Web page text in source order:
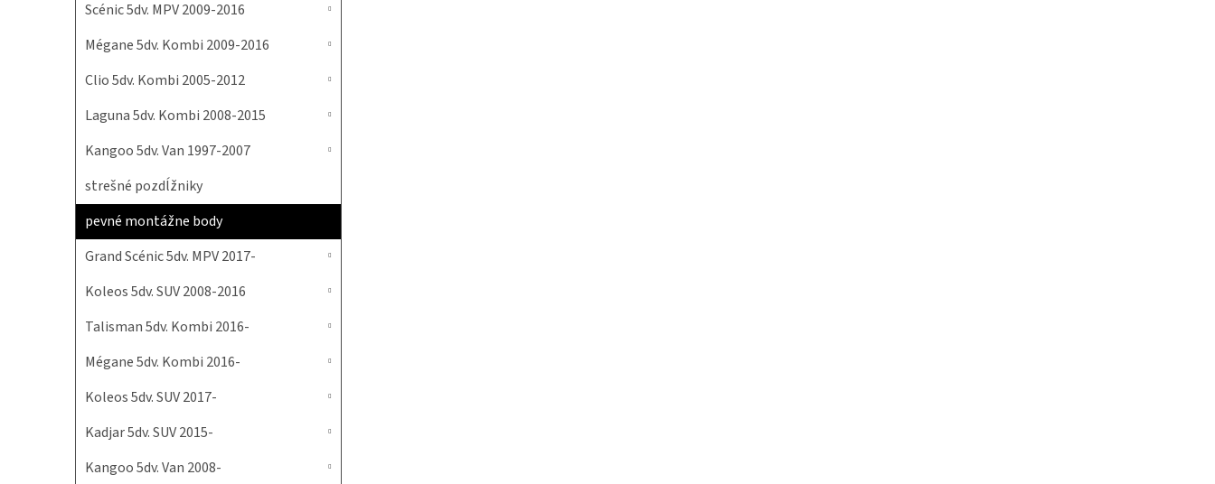
Scénic 5dv. MPV 2009-2016
Mégane 5dv. Kombi 2009-2016
Clio 5dv. Kombi 2005-2012
Laguna 5dv. Kombi 2008-2015
Kangoo 5dv. Van 1997-2007
strešné pozdĺžniky
pevné montážne body
Grand Scénic 5dv. MPV 2017-
Koleos 5dv. SUV 2008-2016
Talisman 5dv. Kombi 2016-
Mégane 5dv. Kombi 2016-
Koleos 5dv. SUV 2017-
Kadjar 5dv. SUV 2015-
Kangoo 5dv. Van 2008-